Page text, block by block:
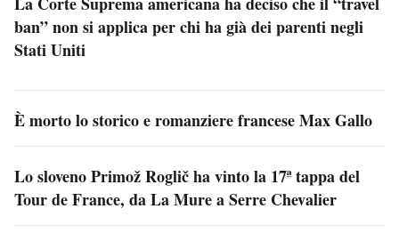
ban” non si applica per chi ha già dei parenti negli
Stati Uniti
È morto lo storico e romanziere francese Max Gallo
Lo sloveno Primož Roglič ha vinto la 17ª tappa del
Tour de France, da La Mure a Serre Chevalier